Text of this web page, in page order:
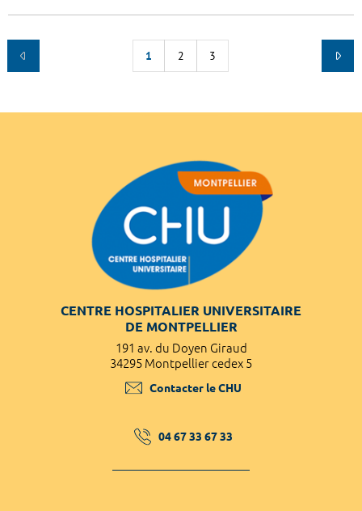
1 2 3
CENTRE HOSPITALIER UNIVERSITAIRE
DE MONTPELLIER
191 av. du Doyen Giraud
34295 Montpellier cedex 5
Contacter le CHU
04 67 33 67 33